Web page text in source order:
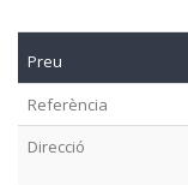
Preu
Referència
Direcció